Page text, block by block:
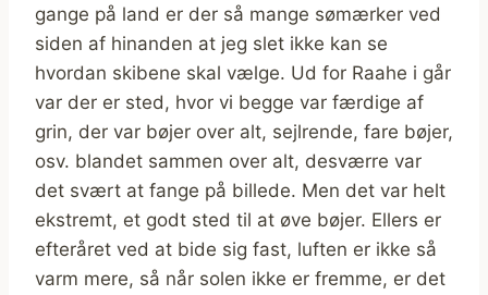
gange på land er der så mange sømærker ved
siden af hinanden at jeg slet ikke kan se
hvordan skibene skal vælge. Ud for Raahe i går
var der er sted, hvor vi begge var færdige af
grin, der var bøjer over alt, sejlrende, fare bøjer,
osv. blandet sammen over alt, desværre var
det svært at fange på billede. Men det var helt
ekstremt, et godt sted til at øve bøjer. Ellers er
efteråret ved at bide sig fast, luften er ikke så
varm mere, så når solen ikke er fremme, er det